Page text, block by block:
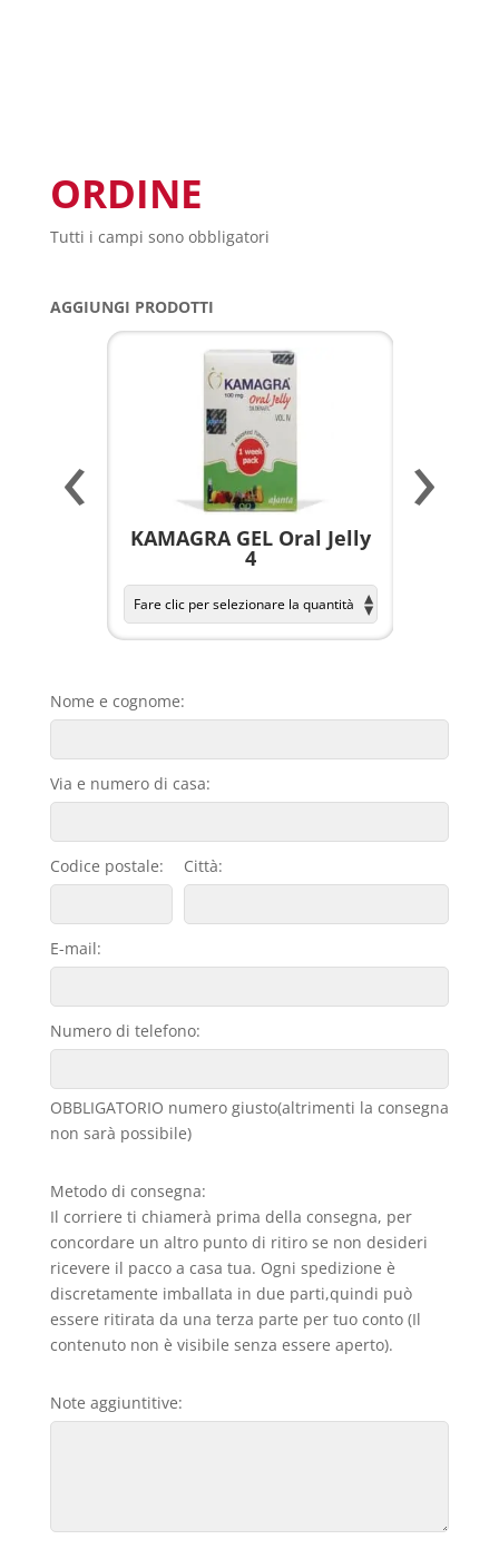
ORDINE
Tutti i campi sono obbligatori
AGGIUNGI PRODOTTI
KAMAGRA GEL Oral Jelly
4
‹ ›
Nome e cognome:
Via e numero di casa:
Codice postale: Città:
E-mail:
Numero di telefono:
OBBLIGATORIO numero giusto(altrimenti la consegna
non sarà possibile)
Metodo di consegna:
Il corriere ti chiamerà prima della consegna, per
concordare un altro punto di ritiro se non desideri
ricevere il pacco a casa tua. Ogni spedizione è
discretamente imballata in due parti,quindi può
essere ritirata da una terza parte per tuo conto (Il
contenuto non è visibile senza essere aperto).
Note aggiuntitive: